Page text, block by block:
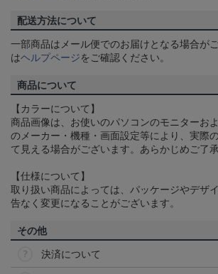
配送方法について
一部商品はメール便でのお届けとなる場合が
はヘルプページをご確認ください。
商品について
【カラーについて】
商品画像は、お使いのパソコンのモニターお
のメーカー・機種・画面設定等により、実際
て見える場合がございます。あらかじめご了承
【仕様について】
取り扱い商品によっては、パッケージやデザ
告なく変更になることがございます。
その他
決済について